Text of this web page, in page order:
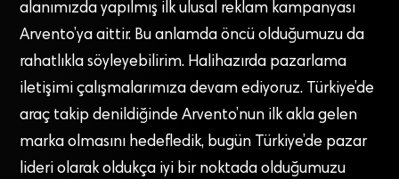
alanımızda yapılmış ilk ulusal reklam kampanyası
Arvento’ya aittir. Bu anlamda öncü olduğumuzu da
rahatlıkla söyleyebilirim. Halihazırda pazarlama
iletişimi çalışmalarımıza devam ediyoruz. Türkiye’de
araç takip denildiğinde Arvento’nun ilk akla gelen
marka olmasını hedefledik, bugün Türkiye’de pazar
lideri olarak oldukça iyi bir noktada olduğumuzu